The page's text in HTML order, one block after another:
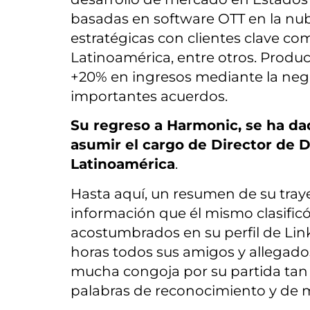
basadas en software OTT en la
estratégicas con clientes clave
Latinoamérica, entre otros.
+20% en ingresos mediante la
importantes acuerdos.
Su regreso a Harmonic, se ha
asumir el cargo de Director de
Latinoamérica.
Hasta aquí, un resumen de su
información que él mismo
acostumbrados en su perfil de
horas todos sus amigos y
mucha congoja por su partida
palabras de reconocimiento y de